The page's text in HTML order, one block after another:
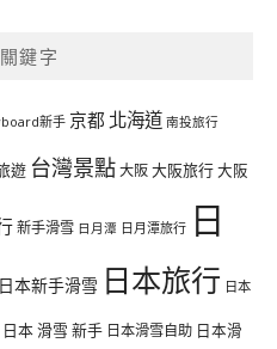
鍵字
新手 京都 北海道 南投旅行
遊 台灣景點大阪大阪旅行大阪
新手滑雪 日月潭 日月潭旅行 日
日本新手滑雪 日本旅行 日本
日本 滑雪 新手 日本滑雪自助 日本滑